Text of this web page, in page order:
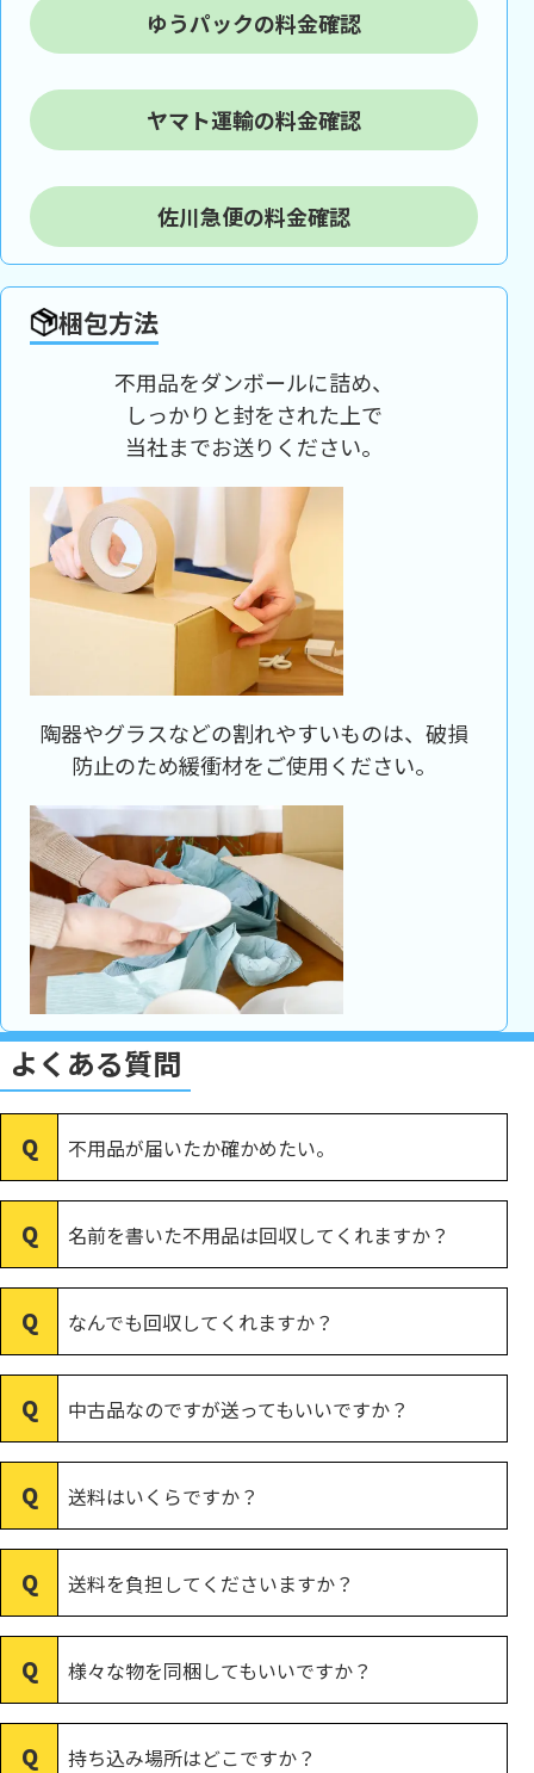
ゆうパックの料金確認
ヤマト運輸の料金確認
佐川急便の料金確認
梱包方法
不用品をダンボールに詰め、
しっかりと封をされた上で
当社までお送りください。
陶器やグラスなどの割れやすいものは、破損
防止のため緩衝材をご使用ください。
よくある質問
不用品が届いたか確かめたい。
名前を書いた不用品は回収してくれますか？
なんでも回収してくれますか？
中古品なのですが送ってもいいですか？
送料はいくらですか？
送料を負担してくださいますか？
様々な物を同梱してもいいですか？
持ち込み場所はどこですか？